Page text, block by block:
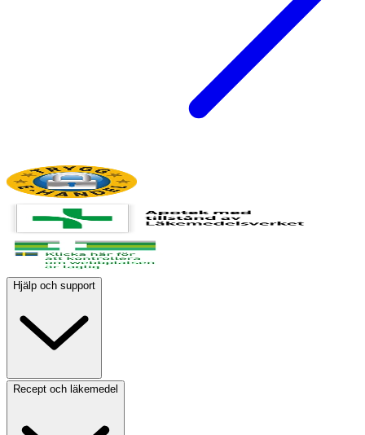
Hjälp och support
Recept och läkemedel